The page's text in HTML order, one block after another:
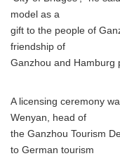
model as a
gift to the people of
friendship of
Ganzhou and Hamburg
A licensing ceremony
Wenyan, head of
the Ganzhou Tourism
to German tourism